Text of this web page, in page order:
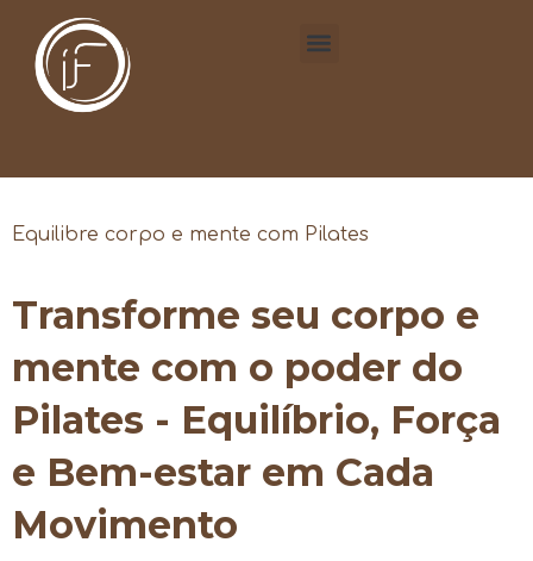
Equilibre corpo e mente com Pilates
Transforme seu corpo e
mente com o poder do
Pilates - Equilíbrio, Força
e Bem-estar em Cada
Movimento